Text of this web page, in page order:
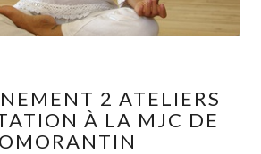
2
ATELIERS
DE
2 ATELIERS
À LA MJC DE